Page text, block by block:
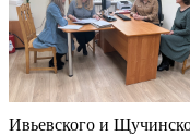
Ивьевского и